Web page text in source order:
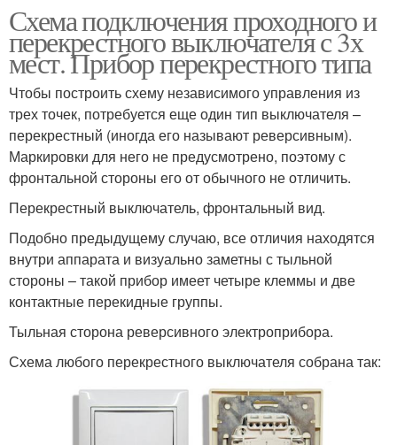
Схема подключения проходного и
перекрестного выключателя с 3х
мест. Прибор перекрестного типа
Чтобы построить схему независимого управления из
трех точек, потребуется еще один тип выключателя –
перекрестный (иногда его называют реверсивным).
Маркировки для него не предусмотрено, поэтому с
фронтальной стороны его от обычного не отличить.
Перекрестный выключатель, фронтальный вид.
Подобно предыдущему случаю, все отличия находятся
внутри аппарата и визуально заметны с тыльной
стороны – такой прибор имеет четыре клеммы и две
контактные перекидные группы.
Тыльная сторона реверсивного электроприбора.
Схема любого перекрестного выключателя собрана так: